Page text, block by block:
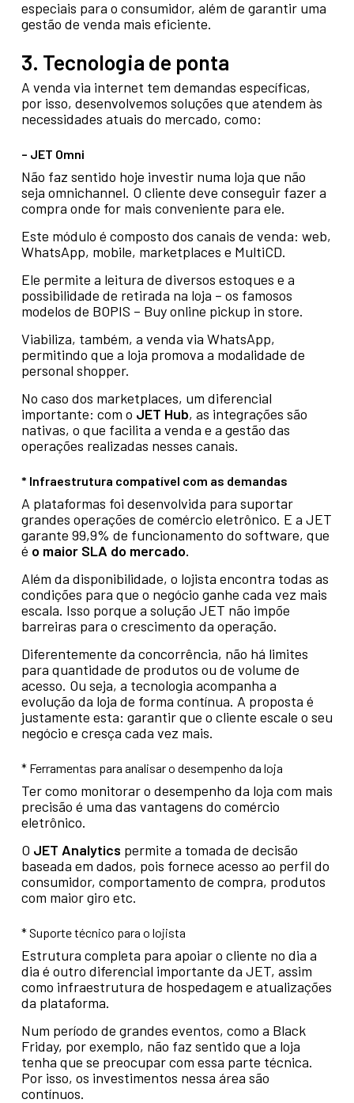
especiais para o consumidor, além de garantir uma
gestão de venda mais eficiente.
3. Tecnologia de ponta
A venda via internet tem demandas específicas,
por isso, desenvolvemos soluções que atendem às
necessidades atuais do mercado, como:
– JET Omni
Não faz sentido hoje investir numa loja que não
seja omnichannel. O cliente deve conseguir fazer a
compra onde for mais conveniente para ele.
Este módulo é composto dos canais de venda: web,
WhatsApp, mobile, marketplaces e MultiCD.
Ele permite a leitura de diversos estoques e a
possibilidade de retirada na loja – os famosos
modelos de BOPIS – Buy online pickup in store.
Viabiliza, também, a venda via WhatsApp,
permitindo que a loja promova a modalidade de
personal shopper.
No caso dos marketplaces, um diferencial
importante: com o JET Hub, as integrações são
nativas, o que facilita a venda e a gestão das
operações realizadas nesses canais.
* Infraestrutura compatível com as demandas
A plataformas foi desenvolvida para suportar
grandes operações de comércio eletrônico. E a JET
garante 99,9% de funcionamento do software, que
é o maior SLA do mercado.
Além da disponibilidade, o lojista encontra todas as
condições para que o negócio ganhe cada vez mais
escala. Isso porque a solução JET não impõe
barreiras para o crescimento da operação.
Diferentemente da concorrência, não há limites
para quantidade de produtos ou de volume de
acesso. Ou seja, a tecnologia acompanha a
evolução da loja de forma contínua. A proposta é
justamente esta: garantir que o cliente escale o seu
negócio e cresça cada vez mais.
* Ferramentas para analisar o desempenho da loja
Ter como monitorar o desempenho da loja com mais
precisão é uma das vantagens do comércio
eletrônico.
O JET Analytics permite a tomada de decisão
baseada em dados, pois fornece acesso ao perfil do
consumidor, comportamento de compra, produtos
com maior giro etc.
* Suporte técnico para o lojista
Estrutura completa para apoiar o cliente no dia a
dia é outro diferencial importante da JET, assim
como infraestrutura de hospedagem e atualizações
da plataforma.
Num período de grandes eventos, como a Black
Friday, por exemplo, não faz sentido que a loja
tenha que se preocupar com essa parte técnica.
Por isso, os investimentos nessa área são
contínuos.